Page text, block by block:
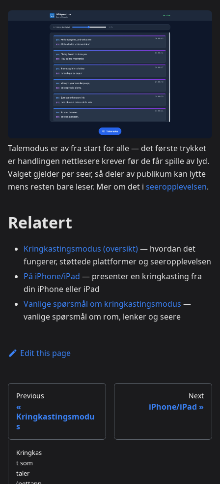
Talemodus er av fra start for alle — det første trykket
er handlingen nettlesere krever før de får spille av lyd.
Valget gjelder per seer, så deler av publikum kan lytte
mens resten bare leser. Mer om det i seeropplevelsen.
Relatert
Kringkastingsmodus (oversikt)— hvordan det
fungerer, støttede plattformer og seeropplevelsen
På iPhone/iPad — presenter en kringkasting fra
din iPhone eller iPad
Vanlige spørsmål om kringkastingsmodus —
vanlige spørsmål om rom, lenker og seere
Edit this page
Previous
Kringkastingsmodu
s
Next
iPhone/iPad
Kringkas
t som
taler